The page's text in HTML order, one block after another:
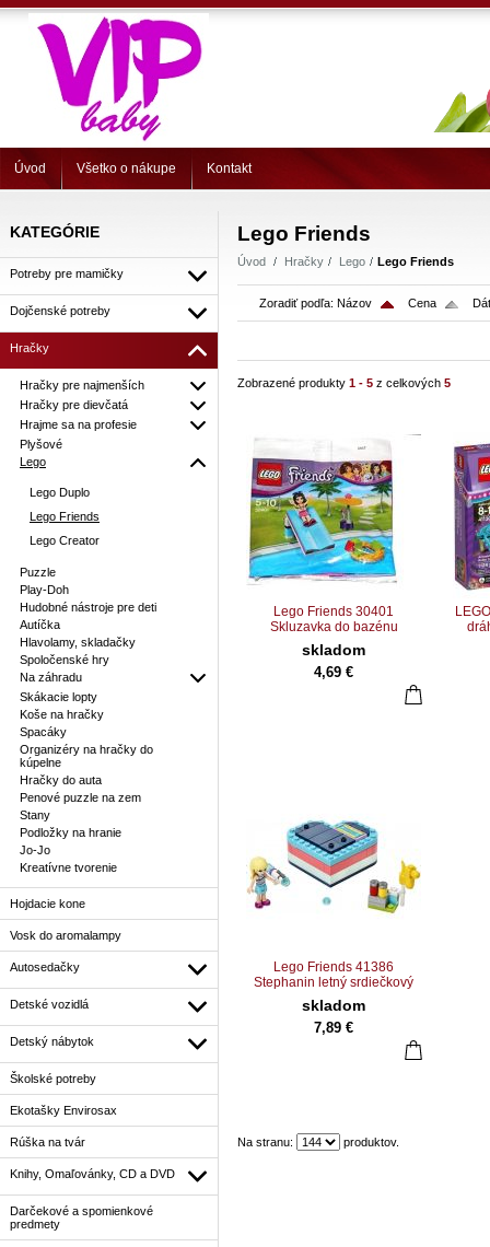
Úvod Všetko o nákupe Kontakt
KATEGÓRIE
Potreby pre mamičky
Dojčenské potreby
Hračky
Hračky pre najmenších
Hračky pre dievčatá
Hrajme sa na profesie
Plyšové
Lego
Lego Duplo
Lego Friends
Lego Creator
Puzzle
Play-Doh
Hudobné nástroje pre deti
Autíčka
Hlavolamy, skladačky
Spoločenské hry
Na záhradu
Skákacie lopty
Koše na hračky
Spacáky
Organizéry na hračky do
kúpelne
Hračky do auta
Penové puzzle na zem
Stany
Podložky na hranie
Jo-Jo
Kreatívne tvorenie
Hojdacie kone
Vosk do aromalampy
Autosedačky
Detské vozidlá
Detský nábytok
Školské potreby
Ekotašky Envirosax
Rúška na tvár
Knihy, Omaľovánky, CD a DVD
Darčekové a spomienkové
predmety
Lego Friends
Úvod Hračky Lego Lego Friends
Zoradiť podľa: Názov Cena
Zobrazené produkty 1 - 5 z celkových 5
Lego Friends 30401
Skluzavka do bazénu
skladom
4,69 €
Lego Friends 41386
Stephanin letný srdiečkový
box
skladom
7,89 €
Na stranu: produktov.